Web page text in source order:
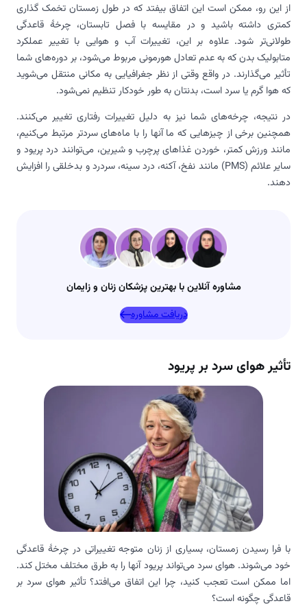
از این رو، ممکن است این اتفاق بیفتد که در طول زمستان تخمک گذاری
کمتری داشته باشید و در مقایسه با فصل تابستان، چرخهٔ قاعدگی
طولانی‌تر شود. علاوه بر این، تغییرات آب و هوایی با تغییر عملکرد
متابولیک بدن که به عدم تعادل هورمونی مربوط می‌شود، بر دوره‌های شما
تأثیر می‌گذارند. در واقع وقتی از نظر جغرافیایی به مکانی منتقل می‌شوید
که هوا گرم یا سرد است، بدنتان به طور خودکار تنظیم نمی‌شود.
در نتیجه، چرخه‌های شما نیز به دلیل تغییرات رفتاری تغییر می‌کنند.
همچنین برخی از چیزهایی که ما آنها را با ماه‌های سردتر مرتبط می‌کنیم،
مانند ورزش کمتر، خوردن غذاهای پرچرب و شیرین، می‌توانند درد پریود و
سایر علائم (PMS) مانند نفخ، آکنه، درد سینه، سردرد و بدخلقی را افزایش
دهند.
مشاوره آنلاین با بهترین پزشکان زنان و زایمان
دریافت مشاوره
تأثیر هوای سرد بر پریود
با فرا رسیدن زمستان، بسیاری از زنان متوجه تغییراتی در چرخهٔ قاعدگی
خود می‌شوند. هوای سرد می‌تواند پریود آنها را به طرق مختلف مختل کند.
اما ممکن است تعجب کنید، چرا این اتفاق می‌افتد؟ تأثیر هوای سرد بر
قاعدگی چگونه است؟